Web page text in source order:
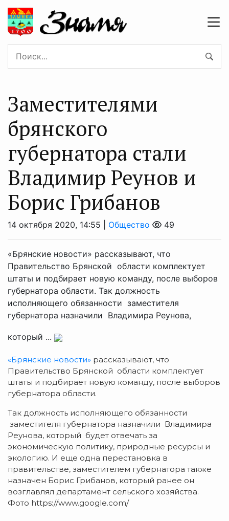
Заместителями
брянского
губернатора стали
Владимир Реунов и
Борис Грибанов
14 октября 2020, 14:55 | Общество 49
«Брянские новости» рассказывают, что
Правительство Брянской области комплектует
штаты и подбирает новую команду, после выборов
губернатора области. Так должность
исполняющего обязанности заместителя
губернатора назначили Владимира Реунова,
который ...
«Брянские новости» рассказывают, что
Правительство Брянской области комплектует
штаты и подбирает новую команду, после выборов
губернатора области.
Так должность исполняющего обязанности
заместителя губернатора назначили Владимира
Реунова, который будет отвечать за
экономическую политику, природные ресурсы и
экологию. И еще одна перестановка в
правительстве, заместителем губернатора также
назначен Борис Грибанов, который ранее он
возглавлял департамент сельского хозяйства.
Фото https://www.google.com/